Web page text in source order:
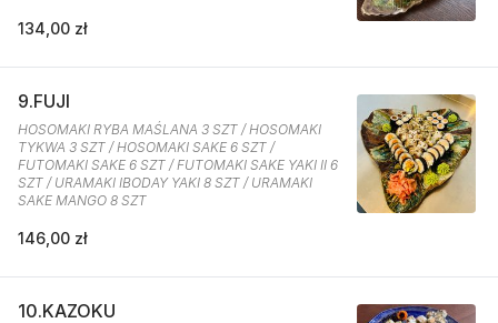
134,00 zł
9.FUJI
HOSOMAKI RYBA MAŚLANA 3 SZT / HOSOMAKI
TYKWA 3 SZT / HOSOMAKI SAKE 6 SZT /
FUTOMAKI SAKE 6 SZT / FUTOMAKI SAKE YAKI II 6
SZT / URAMAKI IBODAY YAKI 8 SZT / URAMAKI
SAKE MANGO 8 SZT
146,00 zł
10.KAZOKU